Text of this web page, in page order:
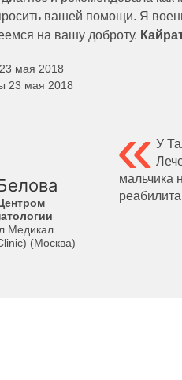
вашей помощи. Я
на вашу доброту.
мая 2018
23 мая 2018
Медикал
(Москва)
У
мальчика